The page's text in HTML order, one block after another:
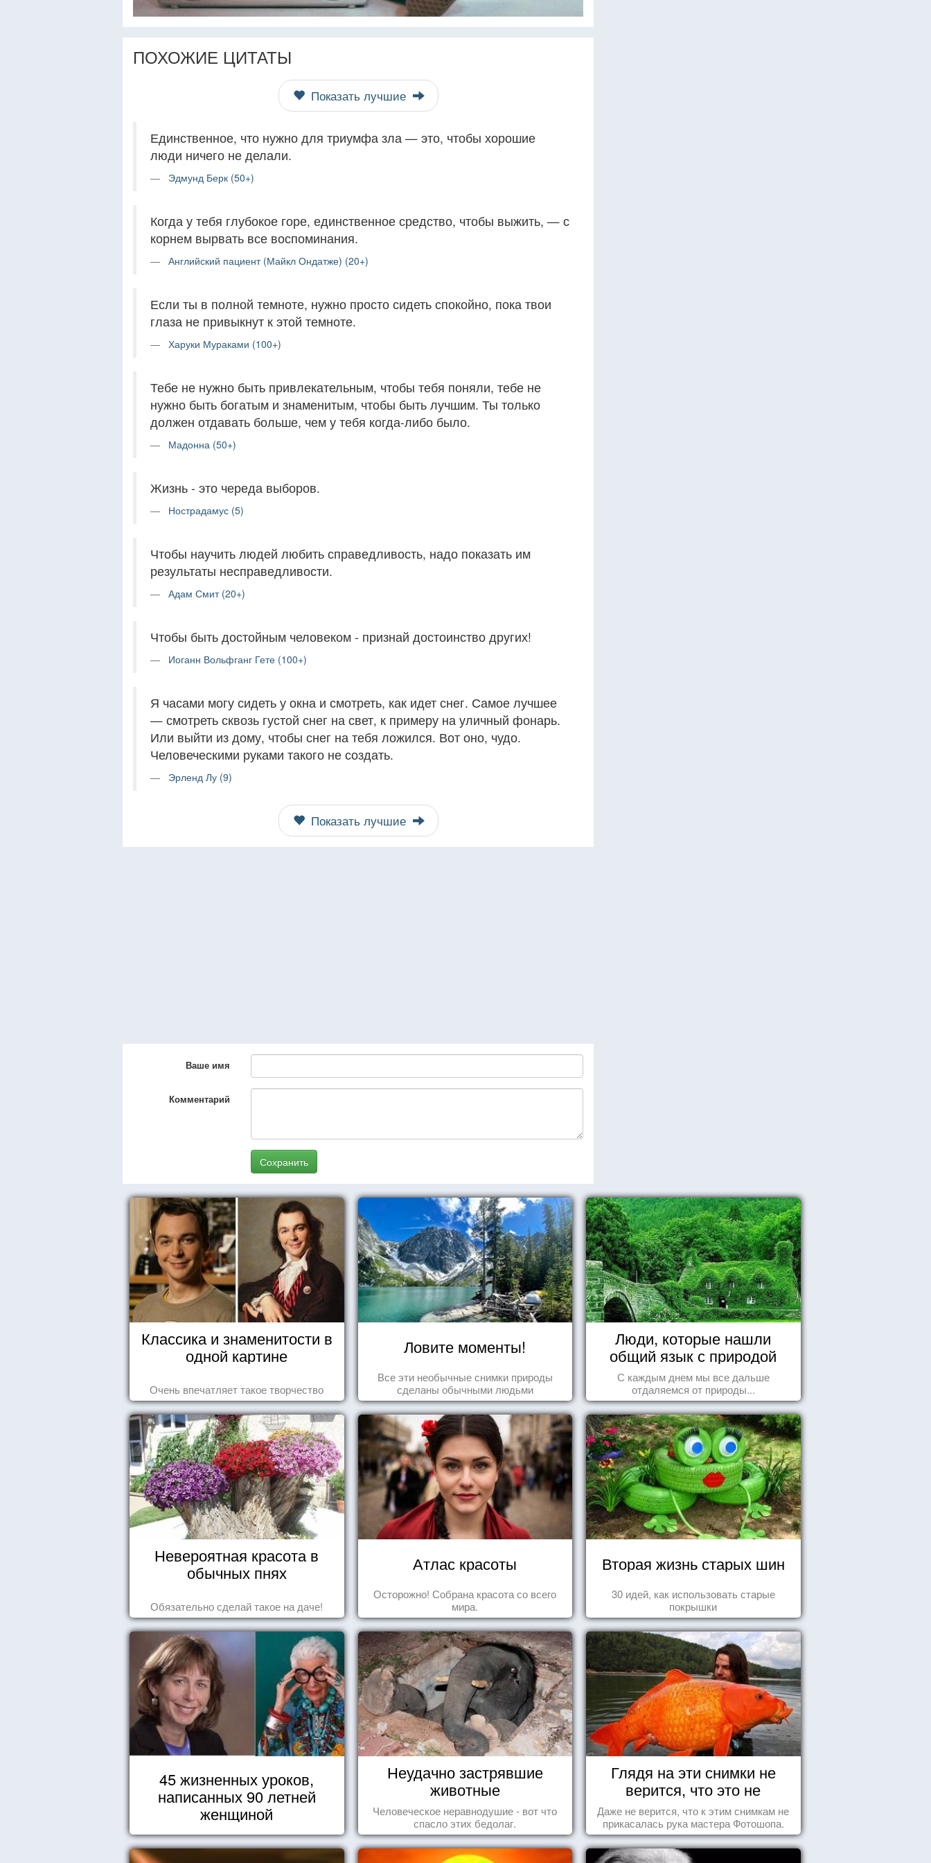
ПОХОЖИЕ ЦИТАТЫ
Показать лучшие
Единственное, что нужно для триумфа зла — это, чтобы хорошие
люди ничего не делали.
Эдмунд Берк (50+)
Когда у тебя глубокое горе, единственное средство, чтобы выжить, — с
корнем вырвать все воспоминания.
Английский пациент (Майкл Ондатже) (20+)
Если ты в полной темноте, нужно просто сидеть спокойно, пока твои
глаза не привыкнут к этой темноте.
Харуки Мураками (100+)
Тебе не нужно быть привлекательным, чтобы тебя поняли, тебе не
нужно быть богатым и знаменитым, чтобы быть лучшим. Ты только
должен отдавать больше, чем у тебя когда-либо было.
Мадонна (50+)
Жизнь - это череда выборов.
Нострадамус (5)
Чтобы научить людей любить справедливость, надо показать им
результаты несправедливости.
Адам Смит (20+)
Чтобы быть достойным человеком - признай достоинство других!
Иоганн Вольфганг Гете (100+)
Я часами могу сидеть у окна и смотреть, как идет снег. Самое лучшее
— смотреть сквозь густой снег на свет, к примеру на уличный фонарь.
Или выйти из дому, чтобы снег на тебя ложился. Вот оно, чудо.
Человеческими руками такого не создать.
Эрленд Лу (9)
Показать лучшие
Ваше имя
Комментарий
Сохранить
Классика и знаменитости в
одной картине
Очень впечатляет такое творчество
Ловите моменты!
Все эти необычные снимки природы
сделаны обычными людьми
Люди, которые нашли
общий язык с природой
С каждым днем мы все дальше
отдаляемся от природы...
Невероятная красота в
обычных пнях
Обязательно сделай такое на даче!
Атлас красоты
Осторожно! Собрана красота со всего
мира.
Вторая жизнь старых шин
30 идей, как использовать старые
покрышки
45 жизненных уроков,
написанных 90 летней
женщиной
Неудачно застрявшие
животные
Человеческое неравнодушие - вот что
спасло этих бедолаг.
Глядя на эти снимки не
верится, что это не
Фотошоп!
Даже не верится, что к этим снимкам не
прикасалась рука мастера Фотошопа.